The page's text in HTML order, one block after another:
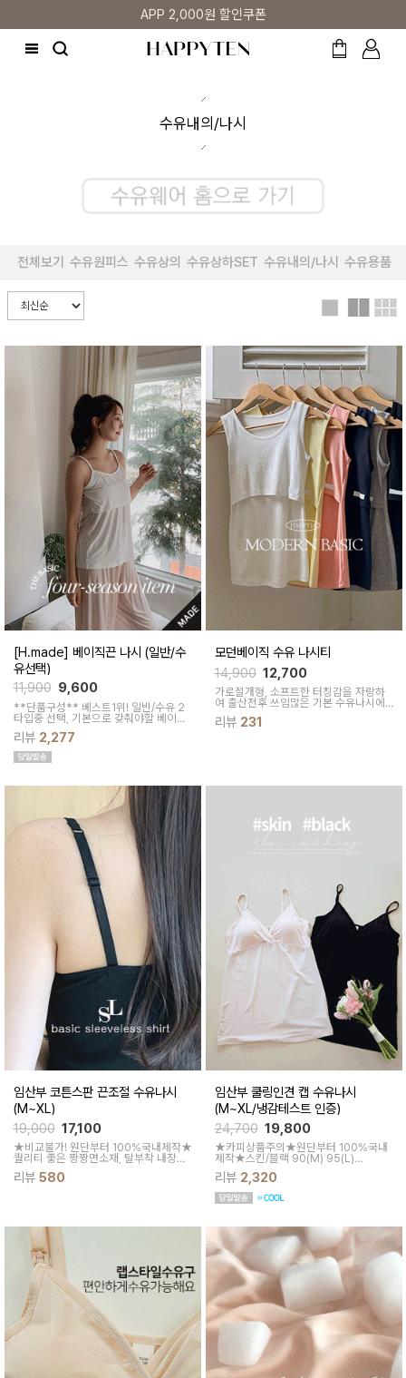
APP 2,000원 할인쿠폰
수유내의/나시
전체보기 수유원피스 수유상의 수유상하SET 수유내의/나시 수유용품
[H.made] 베이직끈 나시 (일반/수
유선택)
11,900 9,600
**단품구성** 베스트1위! 일반/수유 2
타입중 선택, 기본으로 갖춰야할 베이직
아이템출산전후 수유타임까지 쭉 함께하
세요:)
리뷰 2,277
모던베이직 수유 나시티
14,900 12,700
가로절개형, 소프트한 터칭감을 자랑하
여 출산전후쓰임많은 기본 수유나시에
요다양한 컬러로 만나보세요
리뷰 231
임산부 코튼스판 끈조절 수유나시
(M~XL)
19,000 17,100
★비교불가! 원단부터 100%국내제작★
퀄리티 좋은 짱짱면소재, 탈부착 내장패
드,끈길이 조절가능, M~XL/3color
리뷰 580
임산부 쿨링인견 캡 수유나시
(M~XL/냉감테스트 인증)
24,700 19,800
★카피상품주의★원단부터 100%국내
제작★스킨/블랙 90(M) 95(L)
100(XL), 어깨끈 조절기능 추가되었어
요! 땀차는 여름을 시원하게 준비하자, 쾌
적한 쿨링소재, 인견 수유나시
리뷰 2,320